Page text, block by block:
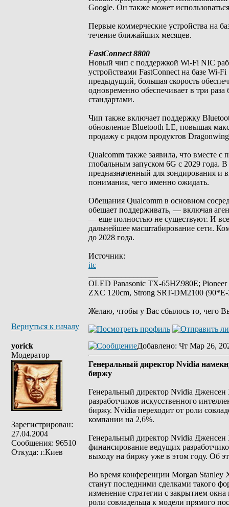
Google. Он также может
Первые коммерческие устройства на
течение ближайших месяцев.
FastConnect 8800
Новый чип с поддержкой Wi-Fi NIC
устройствами FastConnect на базе Wi-
предыдущий, большая скорость
одновременно обеспечивает в три
стандартами.
Чип также включает поддержку
обновление Bluetooth LE, повышая
продажу с рядом продуктов
Qualcomm также заявила, что вместе
глобальным запуском 6G с 2029 года.
предназначенный для зондирования и
понимания, чего именно ожидать.
Обещания Qualcomm в основном
обещает поддерживать, — включая
— еще полностью не существуют. И все
дальнейшее масштабирование сети.
до 2028 года.
Источник:
itc
OLED Panasonic TX-65HZ980E;
ZXC 120cm, Strong SRT-DM2100
Желаю, чтобы у Вас сбылось то, чего
Вернуться к началу
yorick
Модератор
Зарегистрирован:
27.04.2004
Сообщения: 96510
Откуда: г.Киев
Добавлено: Чт Мар 26,
Генеральный директор Nvidia
биржу
Генеральный директор Nvidia Дженсен
разработчиков искусственного
биржу. Nvidia переходит от роли
компании на 2,6%.
Генеральный директор Nvidia Дженсен
финансирование ведущих
выходу на биржу уже в этом году. Об
Во время конференции Morgan Stanley
станут последними сделками такого
изменение стратегии с закрытием
роли совладельца к модели прямого